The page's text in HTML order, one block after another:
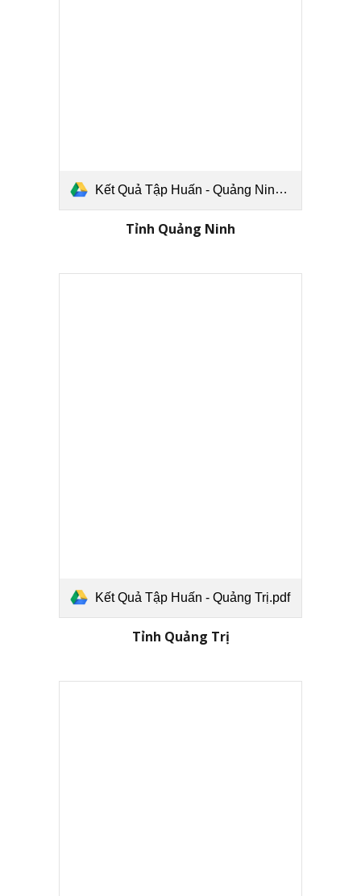
Kết Quả Tập Huấn - Quảng Ninh.pdf
Tỉnh Quảng Ninh
Kết Quả Tập Huấn - Quảng Trị.pdf
Tỉnh Quảng Trị